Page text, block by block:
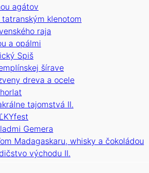
agátov
klenotom
raja
a opálmi
Spiš
šírave
dreva a ocele
tajomstvá II.
Gemera
Madagaskaru, whisky a čokoládou
východu II.